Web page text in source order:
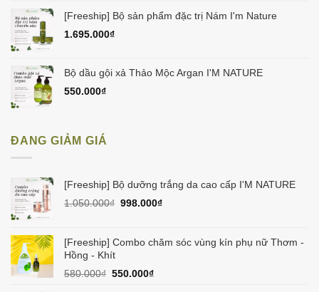
[Freeship] Bộ sản phẩm đặc trị Nám I'm Nature
1.695.000₫
Bộ dầu gội xả Thảo Mộc Argan I'M NATURE
550.000₫
ĐANG GIẢM GIÁ
[Freeship] Bộ dưỡng trắng da cao cấp I'M NATURE
1.050.000₫ Giá
1.050.000₫.
998.000₫Giá
là:
[Freeship] Combo chăm sóc vùng kín phụ nữ Thơm -
Hồng - Khít
580.000₫ Giá
550.000₫Giá